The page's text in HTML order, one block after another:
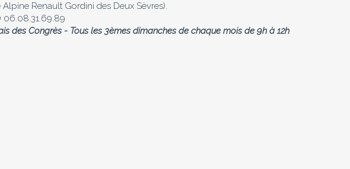
Renault Gordini des Deux Sèvres).
06.08.31.69.89
des Congrès - Tous les 3èmes dimanches de chaque mois de 9h à 12h